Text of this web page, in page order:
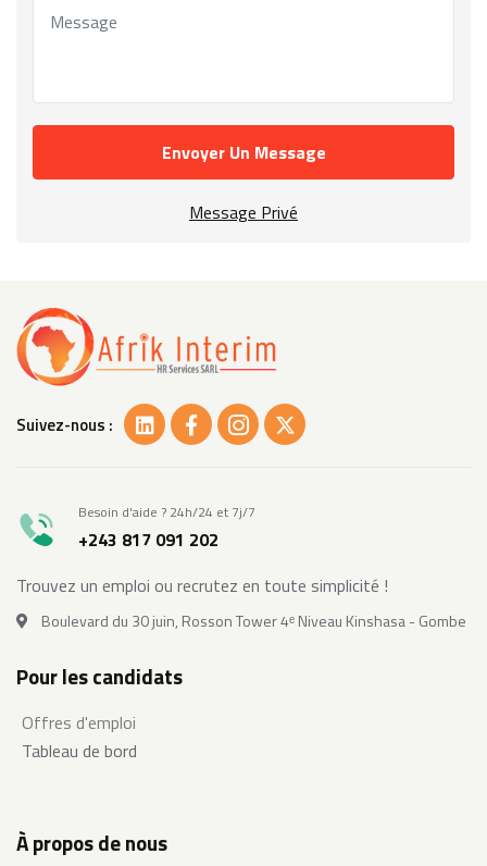
Envoyer Un Message
Message Privé
Suivez-nous :
Besoin d'aide ? 24h/24 et 7j/7
+243 817 091 202
Trouvez un emploi ou recrutez en toute simplicité !
Boulevard du 30 juin, Rosson Tower 4ᵉ Niveau Kinshasa - Gombe
Pour les candidats
Offres d'emploi
Tableau de bord
À propos de nous